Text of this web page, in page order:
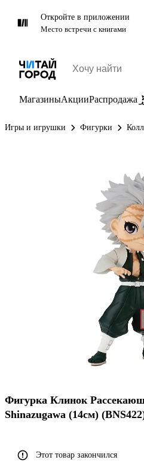
Откройте в приложении
Место встречи с книгами
МагазиныАкцииРаспродажа
Игры и игрушки Фигурки
Фигурка Клинок
Shinazugawa (14см)
Этот товар закончился